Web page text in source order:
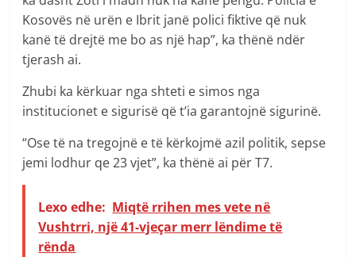
Kosovës në urën e Ibrit janë polici fiktive që nuk
kanë të drejtë me bo as një hap”, ka thënë ndër
tjerash ai.
Zhubi ka kërkuar nga shteti e simos nga
institucionet e sigurisë që t’ia garantojnë sigurinë.
“Ose të na tregojnë e të kërkojmë azil politik, sepse
jemi lodhur qe 23 vjet”, ka thënë ai për T7.
Lexo edhe: Miqtë rrihen mes vete në
Vushtrri, një 41-vjeçar merr lëndime të
rënda